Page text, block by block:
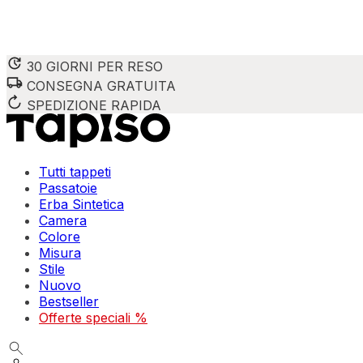
30 GIORNI PER RESO
CONSEGNA GRATUITA
SPEDIZIONE RAPIDA
Tutti tappeti
Passatoie
Erba Sintetica
Camera
Colore
Misura
Stile
Nuovo
Bestseller
Offerte speciali %